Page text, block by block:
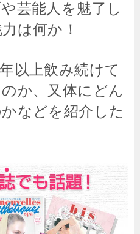
芸能人を魅了し
は何か！
以上飲み続けて
か、又体にどん
などを紹介した